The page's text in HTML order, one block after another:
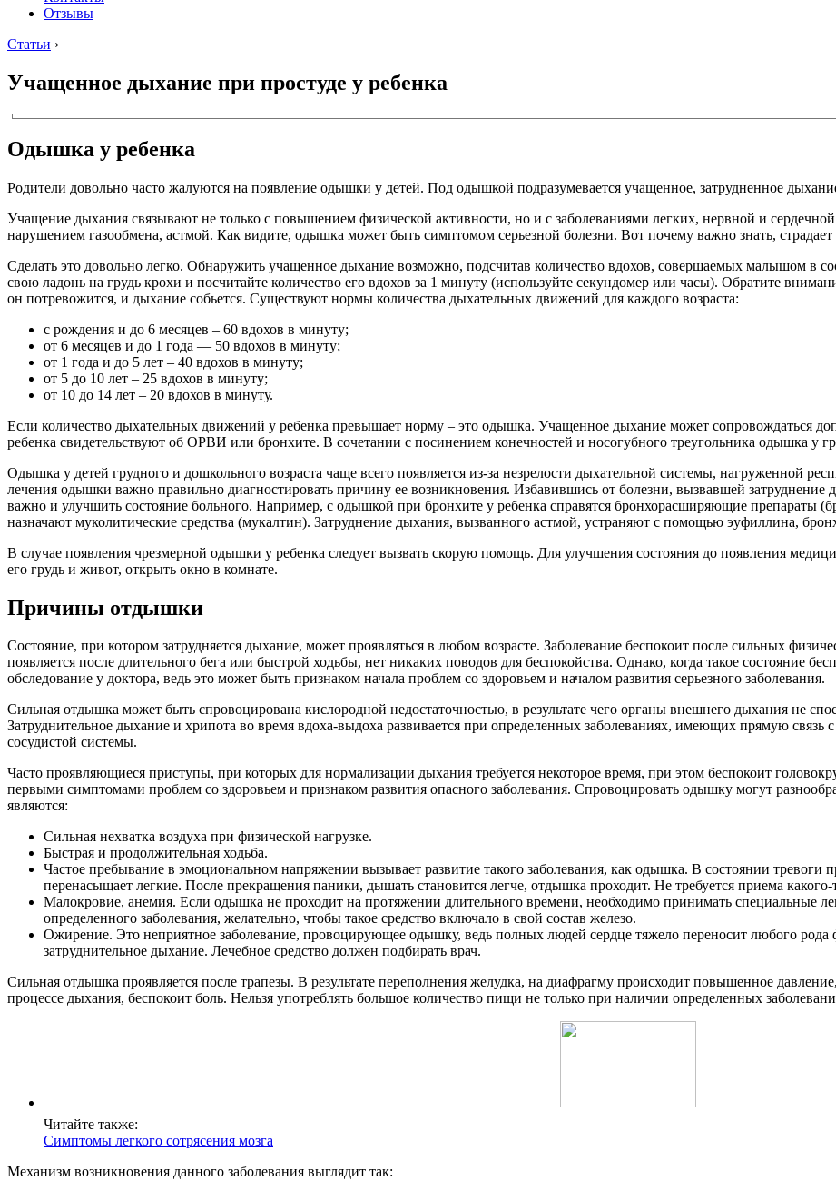
Отзывы
Статьи ›
Учащенное дыхание при простуде у ребенка
Одышка у ребенка
Родители довольно часто жалуются на появление одышки у детей. Под одышкой подразумевается учащенное, затрудненное
Учащение дыхания связывают не только с повышением физической активности, но и с заболеваниями легких, нервной и
нарушением газообмена, астмой. Как видите, одышка может быть симптомом серьезной болезни. Вот почему важно знать,
Сделать это довольно легко. Обнаружить учащенное дыхание возможно, подсчитав количество вдохов, совершаемых малышом в
свою ладонь на грудь крохи и посчитайте количество его вдохов за 1 минуту (используйте секундомер или часы). Обратите
он потревожится, и дыхание собьется. Существуют нормы количества дыхательных движений для каждого возраста:
с рождения и до 6 месяцев – 60 вдохов в минуту;
от 6 месяцев и до 1 года — 50 вдохов в минуту;
от 1 года и до 5 лет – 40 вдохов в минуту;
от 5 до 10 лет – 25 вдохов в минуту;
от 10 до 14 лет – 20 вдохов в минуту.
Если количество дыхательных движений у ребенка превышает норму – это одышка. Учащенное дыхание может сопровождаться
ребенка свидетельствуют об ОРВИ или бронхите. В сочетании с посинением конечностей и носогубного треугольника одышка у
Одышка у детей грудного и дошкольного возраста чаще всего появляется из-за незрелости дыхательной системы, нагруженной
лечения одышки важно правильно диагностировать причину ее возникновения. Избавившись от болезни, вызвавшей
важно и улучшить состояние больного. Например, с одышкой при бронхите у ребенка справятся бронхорасширяющие препараты
назначают муколитические средства (мукалтин). Затруднение дыхания, вызванного астмой, устраняют с помощью эуфиллина,
В случае появления чрезмерной одышки у ребенка следует вызвать скорую помощь. Для улучшения состояния до появления
его грудь и живот, открыть окно в комнате.
Причины отдышки
Состояние, при котором затрудняется дыхание, может проявляться в любом возрасте. Заболевание беспокоит после сильных
появляется после длительного бега или быстрой ходьбы, нет никаких поводов для беспокойства. Однако, когда такое состояние
обследование у доктора, ведь это может быть признаком начала проблем со здоровьем и началом развития серьезного заболевания.
Сильная отдышка может быть спровоцирована кислородной недостаточностью, в результате чего органы внешнего дыхания не
Затруднительное дыхание и хрипота во время вдоха-выдоха развивается при определенных заболеваниях, имеющих прямую
сосудистой системы.
Часто проявляющиеся приступы, при которых для нормализации дыхания требуется некоторое время, при этом беспокоит
первыми симптомами проблем со здоровьем и признаком развития опасного заболевания. Спровоцировать одышку могут
являются:
Сильная нехватка воздуха при физической нагрузке.
Быстрая и продолжительная ходьба.
Частое пребывание в эмоциональном напряжении вызывает развитие такого заболевания, как одышка. В состоянии тревоги
перенасыщает легкие. После прекращения паники, дышать становится легче, отдышка проходит. Не требуется приема какого-
Малокровие, анемия. Если одышка не проходит на протяжении длительного времени, необходимо принимать специальные
определенного заболевания, желательно, чтобы такое средство включало в свой состав железо.
Ожирение. Это неприятное заболевание, провоцирующее одышку, ведь полных людей сердце тяжело переносит любого рода
затруднительное дыхание. Лечебное средство должен подбирать врач.
Сильная отдышка проявляется после трапезы. В результате переполнения желудка, на диафрагму происходит повышенное
процессе дыхания, беспокоит боль. Нельзя употреблять большое количество пищи не только при наличии определенных
Читайте также:
Симптомы легкого сотрясения мозга
Механизм возникновения данного заболевания выглядит так: